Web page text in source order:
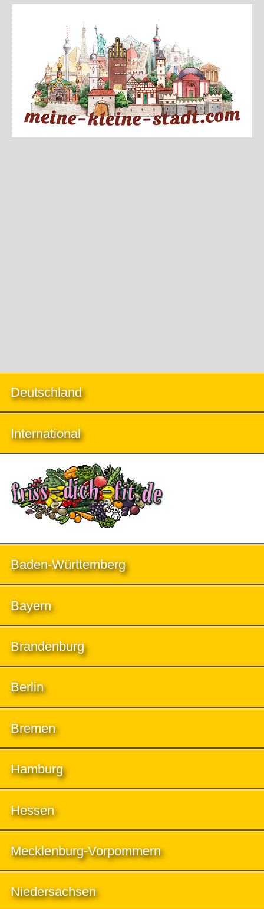
Deutschland
International
Baden-Württemberg
Bayern
Brandenburg
Berlin
Bremen
Hamburg
Hessen
Mecklenburg-Vorpommern
Niedersachsen